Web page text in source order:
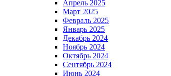
Апрель 2025
Март 2025
Февраль 2025
Январь 2025
Декабрь 2024
Ноябрь 2024
Октябрь 2024
Сентябрь 2024
Июнь 2024